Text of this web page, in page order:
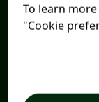
To learn
"Cookie